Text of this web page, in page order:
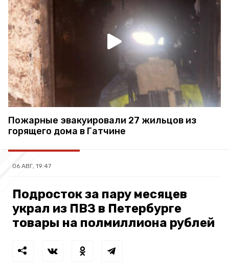
Пожарные эвакуировали 27 жильцов из
горящего дома в Гатчине
06 АВГ, 19:47
Подросток за пару месяцев
украл из ПВЗ в Петербурге
товары на полмиллиона рублей